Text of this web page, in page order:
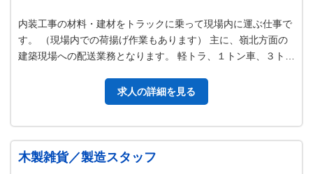
内装工事の材料・建材をトラックに乗って現場内に運ぶ仕事で
す。 （現場内での荷揚げ作業もあります） 主に、嶺北方面の
建築現場への配送業務となります。 軽トラ、１トン車、３トン
求人の詳細を見る
木製雑貨／製造スタッフ